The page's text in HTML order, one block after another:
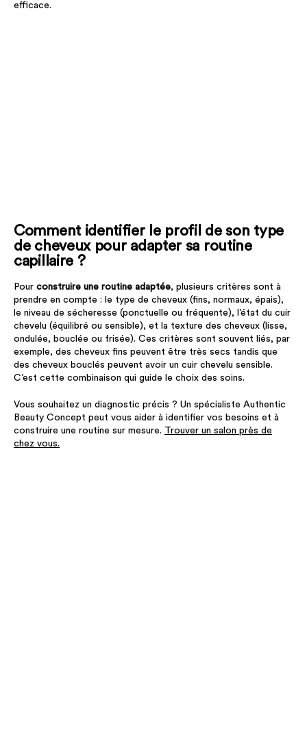
efficace.
Comment identifier le profil de son type
de cheveux pour adapter sa routine
capillaire ?
Pour construire une routine adaptée, plusieurs critères sont à
prendre en compte : le type de cheveux (fins, normaux, épais),
le niveau de sécheresse (ponctuelle ou fréquente), l’état du cuir
chevelu (équilibré ou sensible), et la texture des cheveux (lisse,
ondulée, bouclée ou frisée). Ces critères sont souvent liés, par
exemple, des cheveux fins peuvent être très secs tandis que
des cheveux bouclés peuvent avoir un cuir chevelu sensible.
C’est cette combinaison qui guide le choix des soins.
Vous souhaitez un diagnostic précis ? Un spécialiste Authentic
Beauty Concept peut vous aider à identifier vos besoins et à
construire une routine sur mesure. Trouver un salon près de
chez vous.